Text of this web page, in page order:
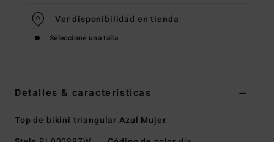
Ver disponibilidad en tienda
Seleccione una talla
Detalles & características
Top de bikini triangular Azul Mujer